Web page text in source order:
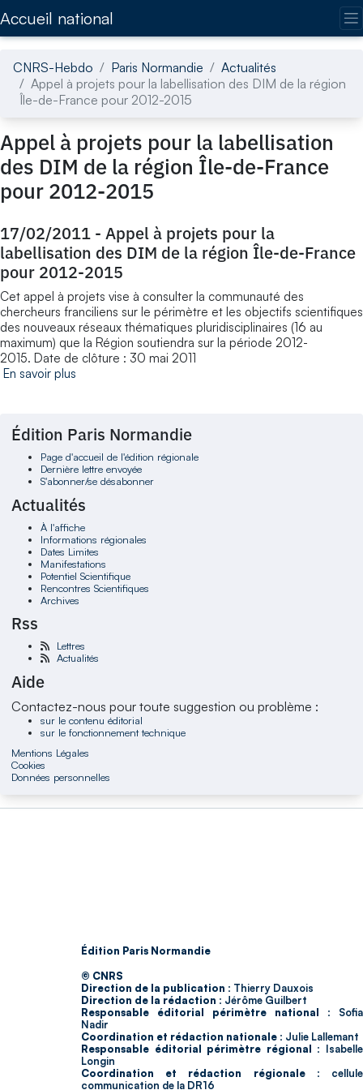
Accueil national
CNRS-Hebdo Paris Normandie
Actualités
Appel à projets pour la labellisation des DIM de la région
Île-de-France pour 2012-2015
Appel à projets pour la labellisation
des DIM de la région Île-de-France
pour 2012-2015
17/02/2011 - Appel à projets pour la
labellisation des DIM de la région Île-de-France
pour 2012-2015
Cet appel à projets vise à consulter la communauté des
chercheurs franciliens sur le périmètre et les objectifs scientifiques
des nouveaux réseaux thématiques pluridisciplinaires (16 au
maximum) que la Région soutiendra sur la période 2012-
2015. Date de clôture : 30 mai 2011
En savoir plus
Édition Paris Normandie
Page d'accueil de l'édition régionale
Dernière lettre envoyée
S'abonner/se désabonner
Actualités
À l'affiche
Informations régionales
Dates Limites
Manifestations
Potentiel Scientifique
Rencontres Scientifiques
Archives
Rss
Lettres
Actualités
Aide
Contactez-nous pour toute suggestion ou problème :
sur le contenu éditorial
sur le fonctionnement technique
Mentions Légales
Cookies
Données personnelles
Édition Paris Normandie
© CNRS
Direction de la publication : Thierry Dauxois
Direction de la rédaction : Jérôme Guilbert
Responsable éditorial périmètre national : Sofia
Nadir
Coordination et rédaction nationale : Julie Lallemant
Responsable éditorial périmètre régional : Isabelle
Longin
Coordination et rédaction régionale : cellule
communication de la DR16